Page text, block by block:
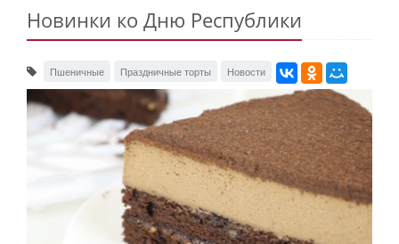
Новинки ко Дню Республики
Пшеничные Праздничные торты Новости